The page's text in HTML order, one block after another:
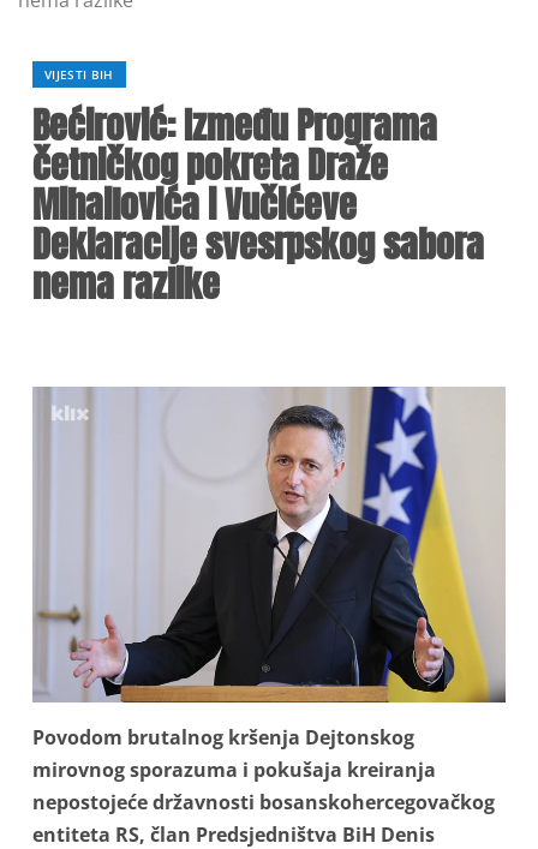
VIJESTI BIH
Bećirović: Između Programa
četničkog pokreta Draže
Mihailovića i Vučićeve
Deklaracije svesrpskog sabora
nema razlike
Povodom brutalnog kršenja Dejtonskog
mirovnog sporazuma i pokušaja kreiranja
nepostojeće državnosti bosanskohercegovačkog
entiteta RS, član Predsjedništva BiH Denis